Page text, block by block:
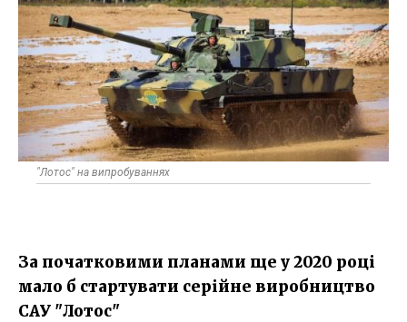
"Лотос" на випробуваннях
За початковими планами ще у 2020 році
мало б стартувати серійне виробництво
САУ "Лотос"